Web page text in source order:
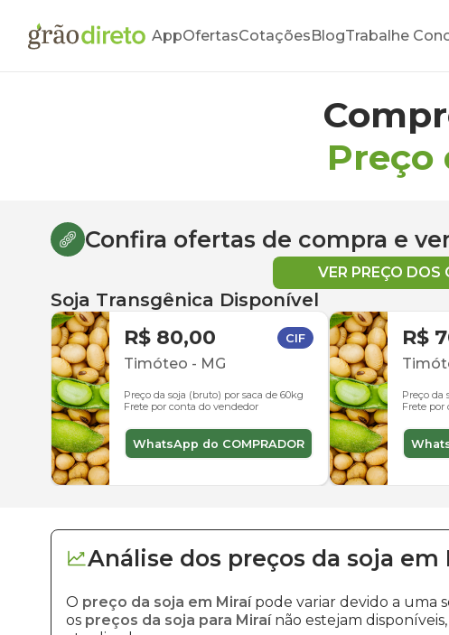
AppOfertasCotaçõesBlogTrabalhe
Preço
Confira ofertas de compra e
VER PREÇO DOS
Soja Transgênica Disponível
R$ 80,00 CIF
Timóteo - MG
Preço da soja (bruto) por saca de 60kg
Frete por conta do vendedor
WhatsApp do COMPRADOR
R$
Preço da
Frete por
Análise dos preços da soja em
O preço da soja em Miraípode variar devido a uma
os preços da soja para Miraínão estejam